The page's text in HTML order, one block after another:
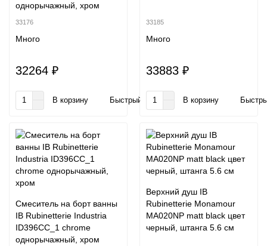
однорычажный, хром
33176
Много
32264 ₽
В корзину Быстрый заказ
33185
Много
33883 ₽
В корзину
Смеситель на борт ванны
IB Rubinetterie Industria
ID396CC_1 chrome
однорычажный, хром
Верхний душ IB
Rubinetterie Monamour
MA020NP matt black цвет
черный, штанга 5.6 см